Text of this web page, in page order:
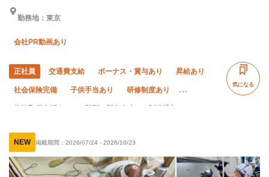
勤務地：東京
会社PR動画あり
正社員 交通費支給 ボーナス・賞与あり 昇給あり
社会保険完備 子供手当あり 研修制度あり
資格取得支援あり 髪型・髪色自由 制服貸与
残業月10時間以下 夜勤あり 土日休み
年末年始休暇 直帰・直行OK 転勤なし
気になる
NEW 掲載期間： 2026/07/24 - 2026/10/23